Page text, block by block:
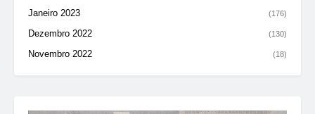
Janeiro 2023 (176)
Dezembro 2022 (130)
Novembro 2022 (18)